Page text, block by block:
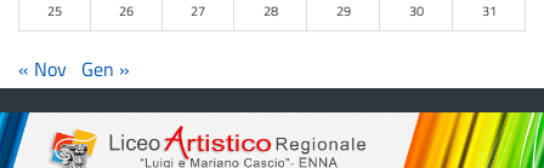
25
26 27 28 29 30 31
« Nov Gen »